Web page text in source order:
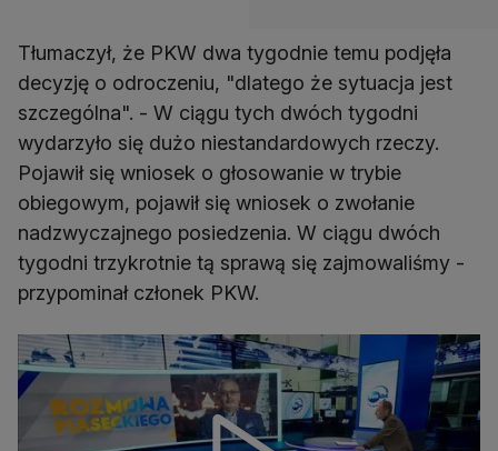
Tłumaczył, że PKW dwa tygodnie temu podjęła
decyzję o odroczeniu, "dlatego że sytuacja jest
szczególna". - W ciągu tych dwóch tygodni
wydarzyło się dużo niestandardowych rzeczy.
Pojawił się wniosek o głosowanie w trybie
obiegowym, pojawił się wniosek o zwołanie
nadzwyczajnego posiedzenia. W ciągu dwóch
tygodni trzykrotnie tą sprawą się zajmowaliśmy -
przypominał członek PKW.